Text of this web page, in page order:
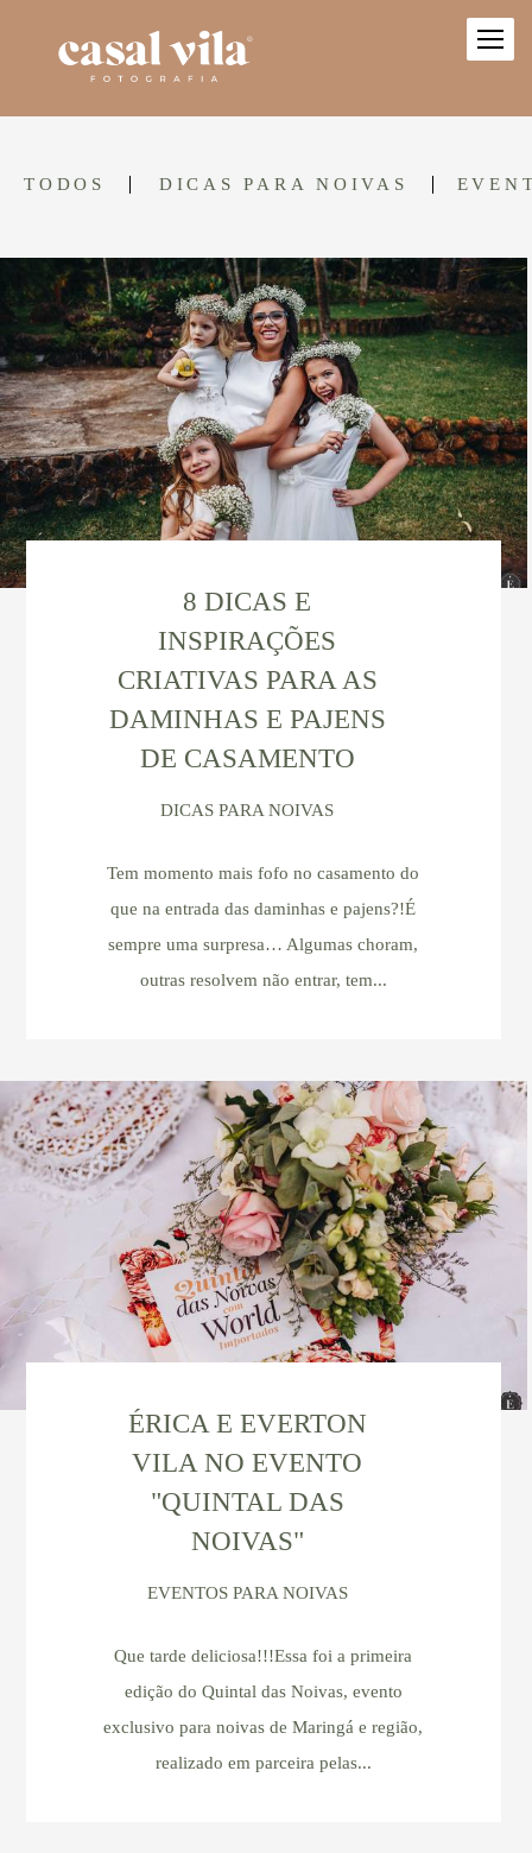
TODOS DICAS PARA NOIVAS
8 DICAS E
INSPIRAÇÕES
CRIATIVAS PARA AS
DAMINHAS E PAJENS
DE CASAMENTO
DICAS PARA NOIVAS
Tem momento mais fofo no casamento do
que na entrada das daminhas e pajens?!É
sempre uma surpresa… Algumas choram,
outras resolvem não entrar, tem...
ÉRICA E EVERTON
VILA NO EVENTO
"QUINTAL DAS
NOIVAS"
EVENTOS PARA NOIVAS
Que tarde deliciosa!!!Essa foi a primeira
edição do Quintal das Noivas, evento
exclusivo para noivas de Maringá e região,
realizado em parceira pelas...